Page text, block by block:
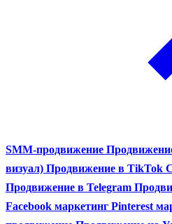
SMM-продвижение
визуал) Продвижение в TikTok
Продвижение в Telegram
Facebook маркетинг Pinterest